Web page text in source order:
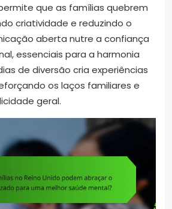
que as famílias quebrem
criatividade e reduzindo o
aberta nutre a confiança
essenciais para a harmonia
de diversão cria experiências
os laços familiares e
geral.